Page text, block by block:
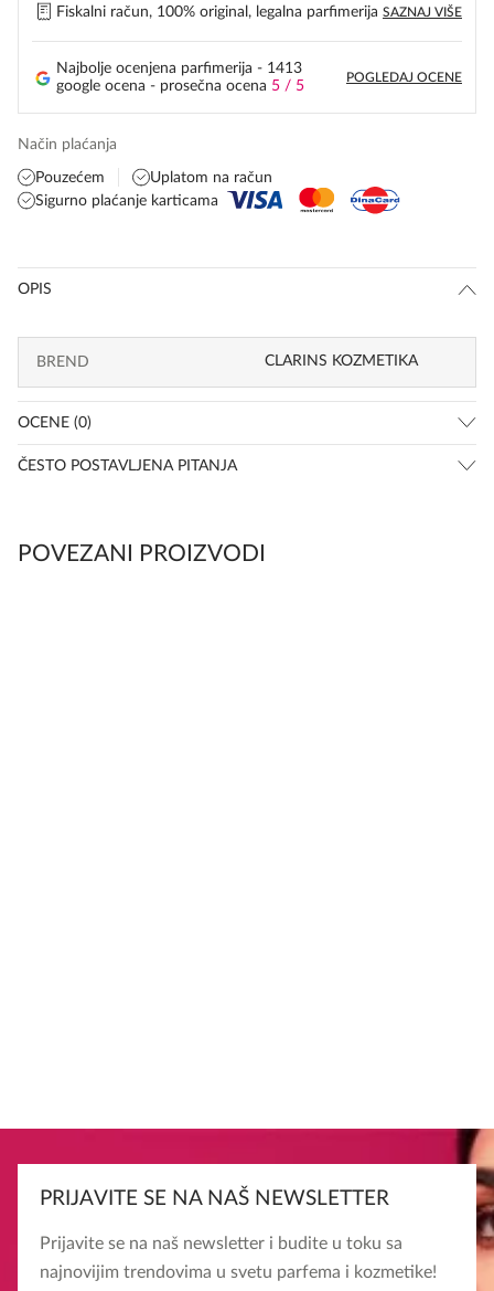
Fiskalni račun, 100% original, legalna parfimerija SAZNAJ VIŠE
Najbolje ocenjena parfimerija - 1413
google ocena - prosečna ocena 5 / 5
POGLEDAJ OCENE
Način plaćanja
Pouzećem
Uplatom na račun
Sigurno plaćanje karticama
OPIS
BREND CLARINS KOZMETIKA
OCENE (0)
ČESTO POSTAVLJENA PITANJA
POVEZANI PROIZVODI
PRIJAVITE SE NA NAŠ NEWSLETTER
Prijavite se na naš newsletter i budite u toku sa
najnovijim trendovima u svetu parfema i kozmetike!